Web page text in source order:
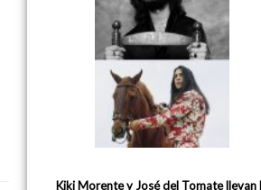
Kiki Morente y José del Tomate llevan